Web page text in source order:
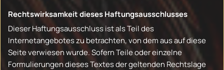
Rechtswirksamkeit dieses Haftungsausschlusses
Dieser Haftungsausschluss ist als Teil des
Internetangebotes zu betrachten, von dem aus auf diese
Seite verwiesen wurde. Sofern Teile oder einzelne
Formulierungen dieses Textes der geltenden Rechtslage